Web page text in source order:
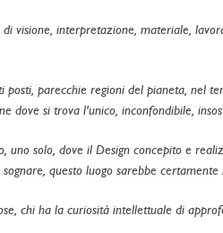
visione, interpretazione, materiale,
posti, parecchie regioni del pianeta, nel
dove si trova l'unico, inconfondibile,
uno solo, dove il Design concepito e
questo luogo sarebbe certamente
chi ha la curiosità intellettuale di